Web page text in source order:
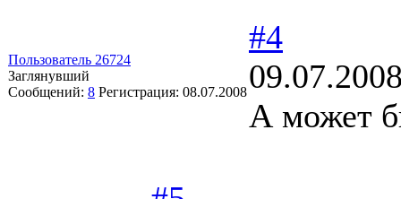
Пользователь 26724
Заглянувший
Сообщений: 8 Регистрация: 08.07.2008
#4
А может